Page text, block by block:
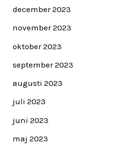
december 2023
november 2023
oktober 2023
september 2023
augusti 2023
juli 2023
juni 2023
maj 2023